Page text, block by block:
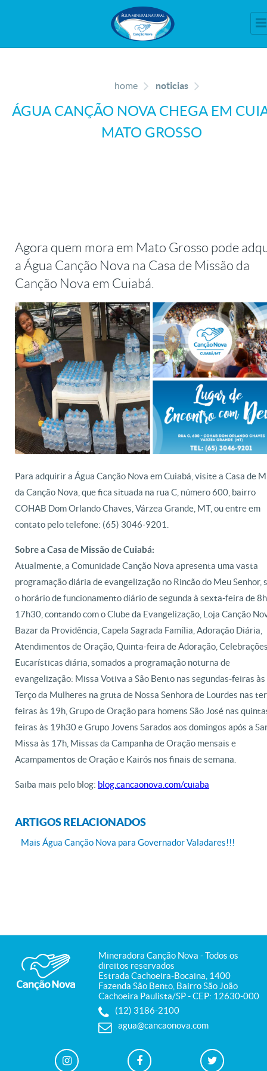
home noticias
ÁGUA CANÇÃO NOVA CHEGA EM
MATO GROSSO
Agora quem mora em Mato Grosso pode
a Água Canção Nova na Casa de Missão da
Canção Nova em Cuiabá.
Para adquirir a Água Canção Nova em Cuiabá, visite a Casa de
da Canção Nova, que fica situada na rua C, número 600, bairro
COHAB Dom Orlando Chaves, Várzea Grande, MT, ou entre em
contato pelo telefone: (65) 3046-9201.
Sobre a Casa de Missão de Cuiabá:
Atualmente, a Comunidade Canção Nova apresenta uma vasta
programação diária de evangelização no Rincão do Meu Senhor,
o horário de funcionamento diário de segunda à sexta-feira de
17h30, contando com o Clube da Evangelização, Loja Canção
Bazar da Providência, Capela Sagrada Família, Adoração Diária,
Atendimentos de Oração, Quinta-feira de Adoração,
Eucarísticas diária, somados a programação noturna de
evangelização: Missa Votiva a São Bento nas segundas-feiras
Terço da Mulheres na gruta de Nossa Senhora de Lourdes nas
feiras às 19h, Grupo de Oração para homens São José nas
feiras às 19h30 e Grupo Jovens Sarados aos domingos após a
Missa às 17h, Missas da Campanha de Oração mensais e
Acampamentos de Oração e Kairós nos finais de semana.
Saiba mais pelo blog: blog.cancaonova.com/cuiaba
ARTIGOS RELACIONADOS
Mais Água Canção Nova para Governador Valadares!!!
Mineradora Canção Nova - Todos os
direitos reservados
Estrada Cachoeira-Bocaina, 1400
Fazenda São Bento, Bairro São João
Cachoeira Paulista/SP- CEP: 12630-000
(12) 3186-2100
agua@cancaonova.com
Instagram Facebook Twitter